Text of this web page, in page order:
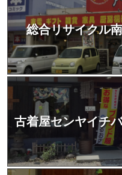
総合リサイクル
古着屋センヤイチ